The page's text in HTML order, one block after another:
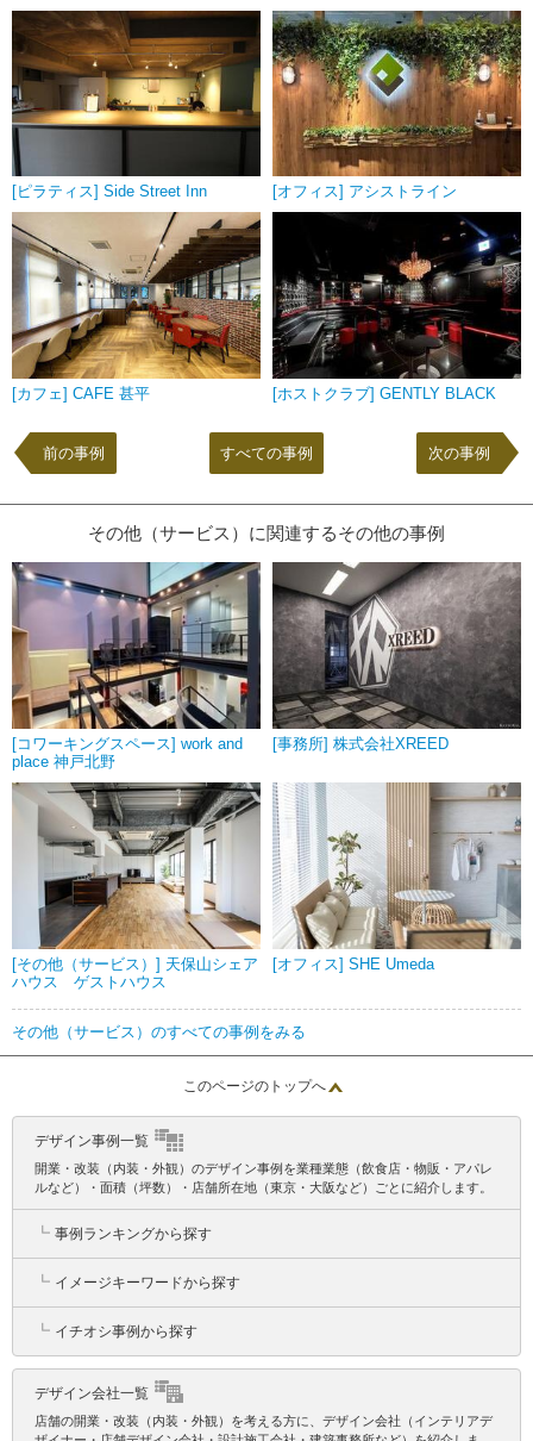
[ピラティス] Side Street Inn [オフィス] アシストライン
[カフェ] CAFE 甚平 [ホストクラブ] GENTLY BLACK
前の事例 次の事例
すべての事例
その他（サービス）に関連するその他の事例
[コワーキングスペース] work and
place 神戸北野
[事務所] 株式会社XREED
[その他（サービス）] 天保山シェア
ハウス ゲストハウス
[オフィス] SHE Umeda
その他（サービス）のすべての事例をみる
このページのトップへ
デザイン事例一覧
開業・改装（内装・外観）のデザイン事例を業種業態（飲食店・物販・アパレ
ルなど）・面積（坪数）・店舗所在地（東京・大阪など）ごとに紹介します。
┗ 事例ランキングから探す
┗ イメージキーワードから探す
┗ イチオシ事例から探す
デザイン会社一覧
店舗の開業・改装（内装・外観）を考える方に、デザイン会社（インテリアデ